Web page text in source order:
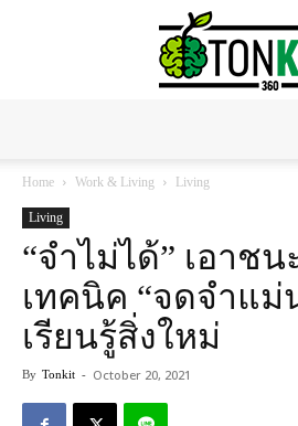
Home Work & Living Living
Living
“จำไม่ได้” เอาชน
เทคนิค “จดจำแม่
เรียนรู้สิ่งใหม่
By Tonkit - October 20, 2021